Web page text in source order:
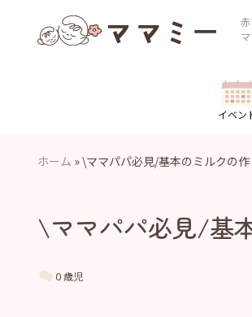
content
イベン
ホーム »\ママパパ必見/基本のミルクの
\ママパパ必見/基
０歳児